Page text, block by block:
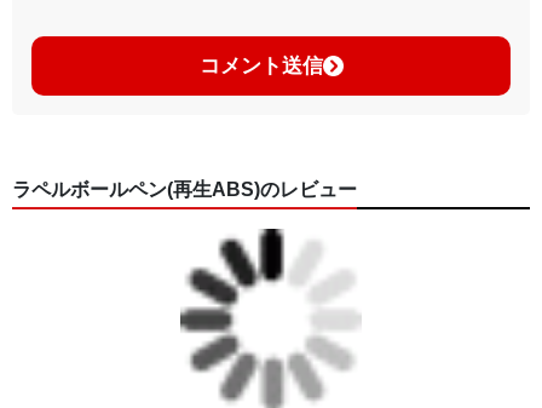
コメント送信
ラペルボールペン(再生ABS)のレビュー